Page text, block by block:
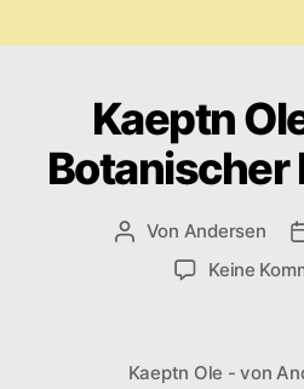
Kaeptn
Botanischer
Beitragsautor
Von Andersen
Keine
Kaeptn Ole - von